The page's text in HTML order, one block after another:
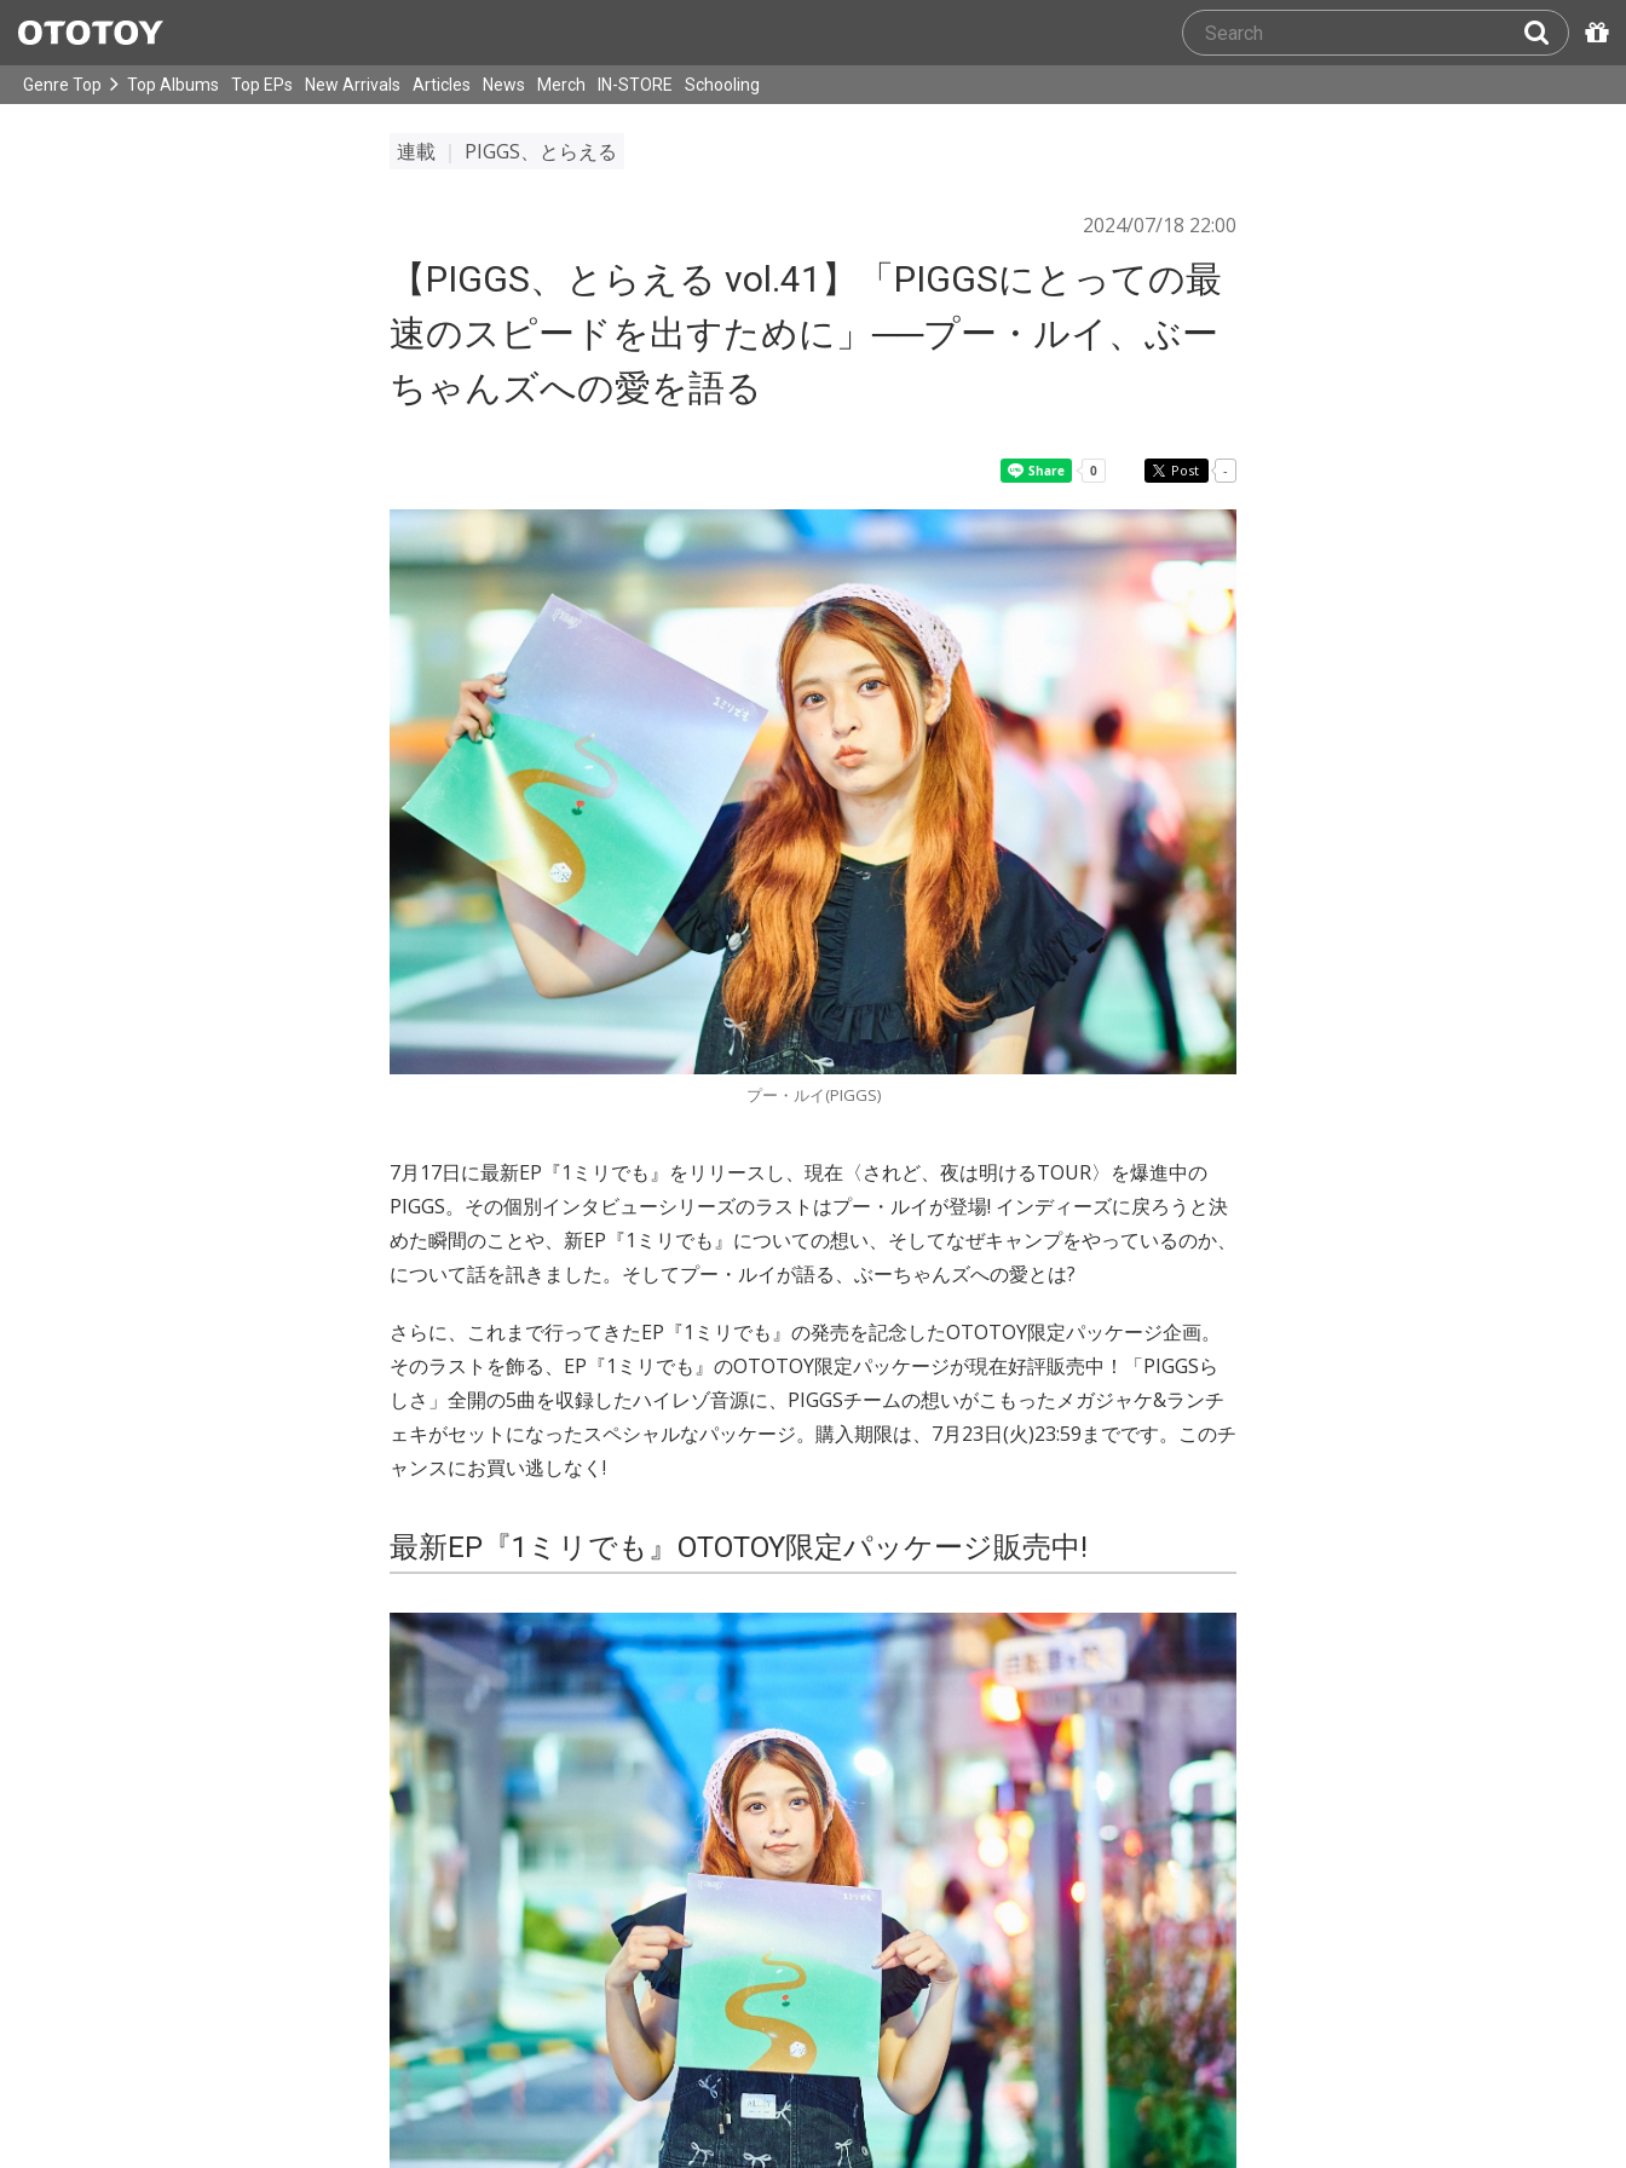
Genre Top Top Albums Top EPs New Arrivals Articles News Merch IN-STORE Schooling
連載 PIGGS、とらえる
2024/07/18 22:00
【PIGGS、とらえる vol.41】「PIGGSにとっての最
速のスピードを出すために」──プー・ルイ、ぶー
ちゃんズへの愛を語る
Post -
プー・ルイ(PIGGS)
7月17日に最新EP『1ミリでも』をリリースし、現在〈されど、夜は明けるTOUR〉を爆進中の
PIGGS。その個別インタビューシリーズのラストはプー・ルイが登場! インディーズに戻ろうと決
めた瞬間のことや、新EP『1ミリでも』についての想い、そしてなぜキャンプをやっているのか、
について話を訊きました。そしてプー・ルイが語る、ぶーちゃんズへの愛とは?
さらに、これまで行ってきたEP『1ミリでも』の発売を記念したOTOTOY限定パッケージ企画。
そのラストを飾る、EP『1ミリでも』のOTOTOY限定パッケージが現在好評販売中！「PIGGSら
しさ」全開の5曲を収録したハイレゾ音源に、PIGGSチームの想いがこもったメガジャケ&ランチ
ェキがセットになったスペシャルなパッケージ。購入期限は、7月23日(火)23:59までです。このチ
ャンスにお買い逃しなく!
最新EP『1ミリでも』OTOTOY限定パッケージ販売中!